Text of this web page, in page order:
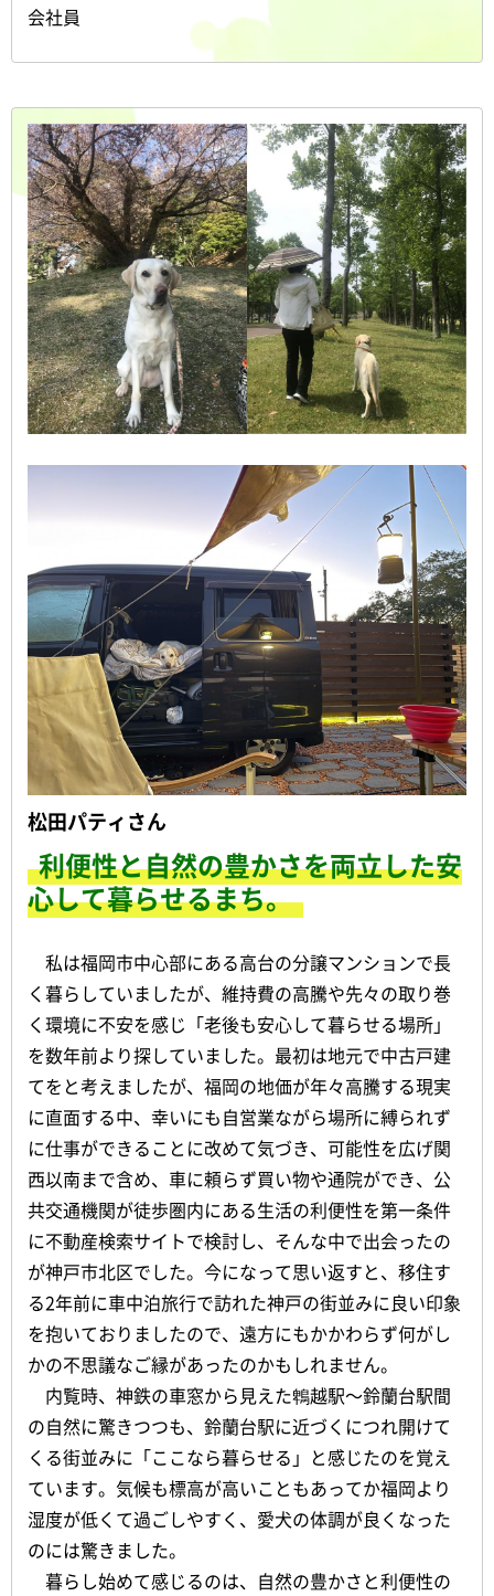
会社員
松田パティさん
利便性と自然の豊かさを両立した安
心して暮らせるまち。
私は福岡市中心部にある高台の分譲マンションで長
く暮らしていましたが、維持費の高騰や先々の取り巻
く環境に不安を感じ「老後も安心して暮らせる場所」
を数年前より探していました。最初は地元で中古戸建
てをと考えましたが、福岡の地価が年々高騰する現実
に直面する中、幸いにも自営業ながら場所に縛られず
に仕事ができることに改めて気づき、可能性を広げ関
西以南まで含め、車に頼らず買い物や通院ができ、公
共交通機関が徒歩圏内にある生活の利便性を第一条件
に不動産検索サイトで検討し、そんな中で出会ったの
が神戸市北区でした。今になって思い返すと、移住す
る2年前に車中泊旅行で訪れた神戸の街並みに良い印象
を抱いておりましたので、遠方にもかかわらず何がし
かの不思議なご縁があったのかもしれません。
内覧時、神鉄の車窓から見えた鵯越駅～鈴蘭台駅間
の自然に驚きつつも、鈴蘭台駅に近づくにつれ開けて
くる街並みに「ここなら暮らせる」と感じたのを覚え
ています。気候も標高が高いこともあってか福岡より
湿度が低くて過ごしやすく、愛犬の体調が良くなった
のには驚きました。
暮らし始めて感じるのは、自然の豊かさと利便性の